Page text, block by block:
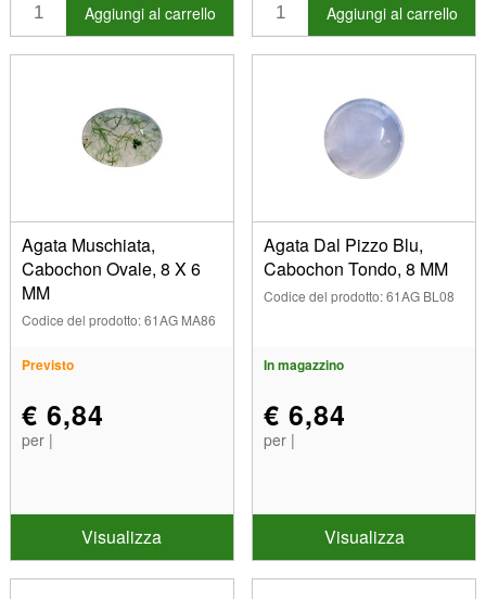
Aggiungi al carrello Aggiungi al carrello
Agata Muschiata,
Cabochon Ovale, 8 X 6
MM
Codice del prodotto: 61AG MA86
Previsto
€ 6,84
per |
Visualizza
Agata Dal Pizzo Blu,
Cabochon Tondo, 8 MM
Codice del prodotto: 61AG BL08
In magazzino
€ 6,84
per |
Visualizza